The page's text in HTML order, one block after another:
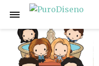
Anterior Siguiente